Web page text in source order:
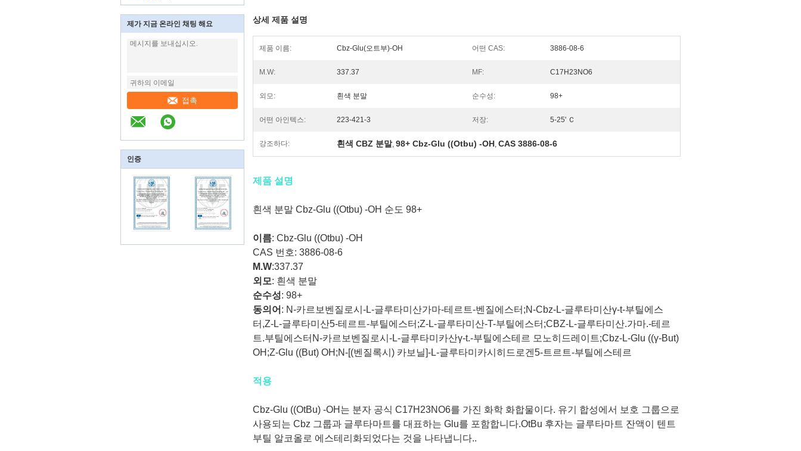
제가 지금 온라인 채팅 해요
접촉
인증
상세 제품 설명
제품 이름: Cbz-Glu(오트부)-OH 어떤 CAS: 3886-08-6
M.W: 337.37 MF: C17H23NO6
외모: 흰색 분말 순수성: 98+
어떤 아인텍스: 223-421-3 저장: 5-25' Ｃ
강조하다: 흰색 CBZ 분말, 98+ Cbz-Glu ((Otbu) -OH, CAS 3886-08-6
제품 설명
흰색 분말 Cbz-Glu ((Otbu) -OH 순도 98+
이름: Cbz-Glu ((Otbu) -OH
CAS 번호: 3886-08-6
M.W:337.37
외모: 흰색 분말
순수성: 98+
동의어 : N-카르보벤질로시-L-글루타미산가마-테르트-벤질에스터;N-Cbz-L-글루타미산γ-t-부틸에스
터,Z-L-글루타미산5-테르트-부틸에스터;Z-L-글루타미산-T-부틸에스터;CBZ-L-글루타미산.가마.-테르
트.부틸에스터N-카르보벤질로시-L-글루타미카산γ-t.-부틸에스테르 모노히드레이트;Cbz-L-Glu ((γ-But)
OH;Z-Glu ((But) OH;N-[(벤질록시) 카보닐]-L-글루타미카시히드로겐5-트르트-부틸에스테르
적용
Cbz-Glu ((OtBu) -OH는 분자 공식 C17H23NO6를 가진 화학 화합물이다. 유기 합성에서 보호 그룹으로
사용되는 Cbz 그룹과 글루타마트를 대표하는 Glu를 포함합니다.OtBu 후자는 글루타마트 잔액이 텐트
부틸 알코올로 에스테리화되었다는 것을 나타냅니다..